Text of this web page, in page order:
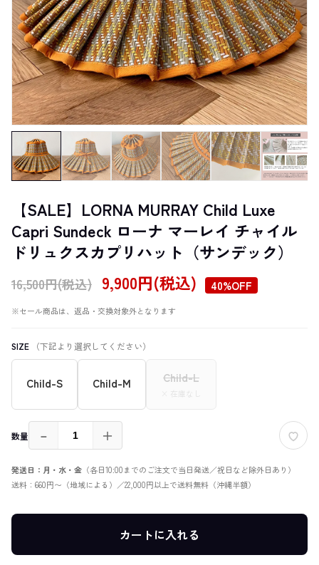
【SALE】LORNA MURRAY Child Luxe
Capri Sundeck ローナ マーレイ チャイル
ドリュクスカプリハット（サンデック）
16,500円(税込) 9,900円(税込) 40%OFF
※セール商品は、返品・交換対象外となります
SIZE （下記より選択してください）
Child-S Child-M Child-L
× 在庫なし
数量 － ＋
発送日：月・水・金 （各日10:00までのご注文で当日発送／祝日など除外日あり）
送料：660円〜（地域による）／22,000円以上で送料無料（沖縄半額）
カートに入れる